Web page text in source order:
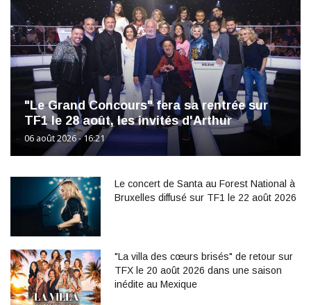
"Le Grand Concours" fera sa rentrée sur
TF1 le 28 août, les invités d'Arthur
06 août 2026 - 16:21
Le concert de Santa au Forest National à
Bruxelles diffusé sur TF1 le 22 août 2026
"La villa des cœurs brisés" de retour sur
TFX le 20 août 2026 dans une saison
inédite au Mexique